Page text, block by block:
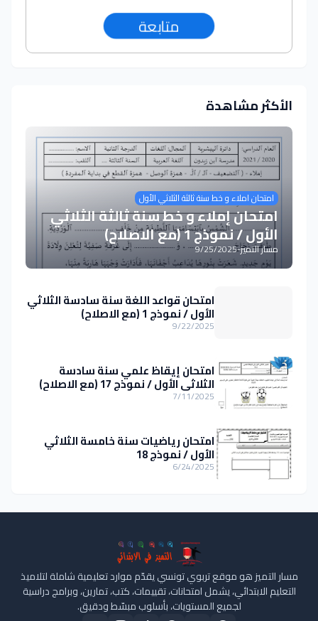
متابعة
الأكثر مشاهدة
امتحان املاء و خط سنة ثالثة الثلاثي الأول
امتحان إملاء و خط سنة ثالثة الثلاثي
الأول / نموذج 1 (مع الاصلاح)
مسار التميز-
9/25/2025
امتحان قواعد اللغة سنة سادسة الثلاثي
الأول / نموذج 1 (مع الاصلاح)
9/22/2025
امتحان إيقاظ علمي سنة سادسة
الثلاثي الأول / نموذج 17 (مع الاصلاح)
7/11/2025
امتحان رياضيات سنة خامسة الثلاثي
الأول / نموذج 18
6/24/2025
مسار التميز هو موقع تربوي تونسي يقدّم موارد تعليمية شاملة لتلاميذ
التعليم الابتدائي، يشمل امتحانات، تقييمات، كتب، تمارين، وبرامج دراسية
لجميع المستويات، بأسلوب مبسّط ودقيق.